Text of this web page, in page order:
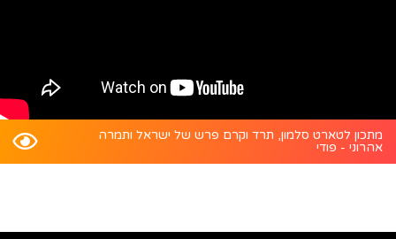
מתכון לטארט סלמון, תרד וקרם פרש של ישראל ותמרה
אהרוני - פודי